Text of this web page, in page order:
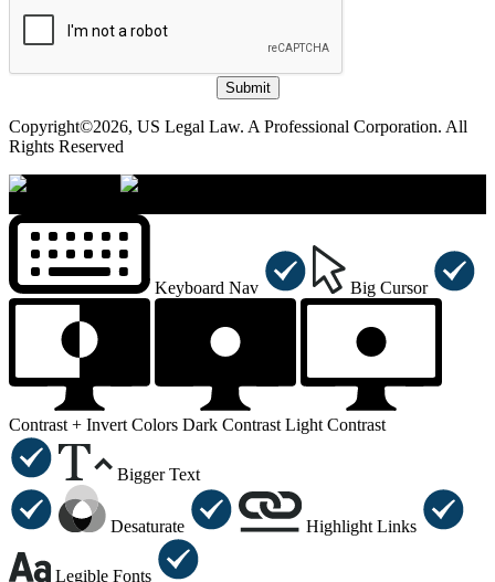
Submit
Copyright©2026, US Legal Law. A Professional Corporation. All
Rights Reserved
Keyboard Nav Big Cursor
Contrast + Invert Colors Dark Contrast Light Contrast
Bigger Text
Desaturate Highlight Links
Legible Fonts